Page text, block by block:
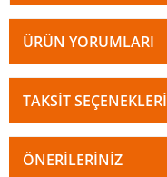
ÜRÜN YORUMLARI
TAKSIT SEÇENEKLERI
ÖNERILERINIZ